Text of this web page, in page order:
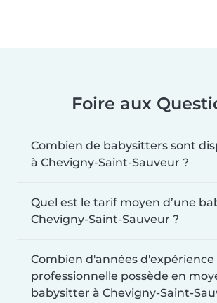
Foire aux
Combien de babysitters sont
à Chevigny-Saint-Sauveur ?
Quel est le tarif moyen d’une
Chevigny-Saint-Sauveur ?
Combien d'années d'expérience
professionnelle possède en
babysitter à Chevigny-Saint-